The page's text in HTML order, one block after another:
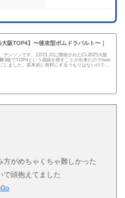
大阪TOP4】〜後攻型ボムドラパルト〜｜
デンソンです。12/21.22に開催されたCL2025大阪
3敗でTOP4という成績を残すことが出来たのでnote
しました。基本的に有料にするつもりはないのです
方がめちゃくちゃ難しかった
で頭抱えてました